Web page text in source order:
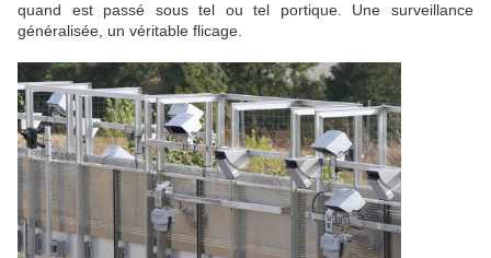
quand est passé sous tel ou tel portique. Une surveillance
généralisée, un véritable flicage.